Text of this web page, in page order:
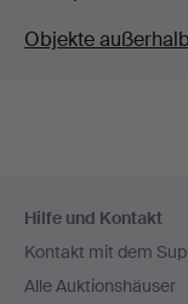
Objekte
Navigation
Hilfe und Kontakt
Kontakt mit dem
Alle Auktionshäuser